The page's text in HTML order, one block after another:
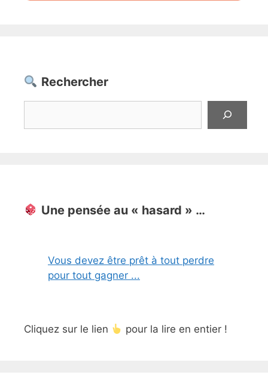
Rechercher
Une pensée au « hasard » …
Vous devez être prêt à tout perdre
pour tout gagner ...
Cliquez sur le lien pour la lire en entier !